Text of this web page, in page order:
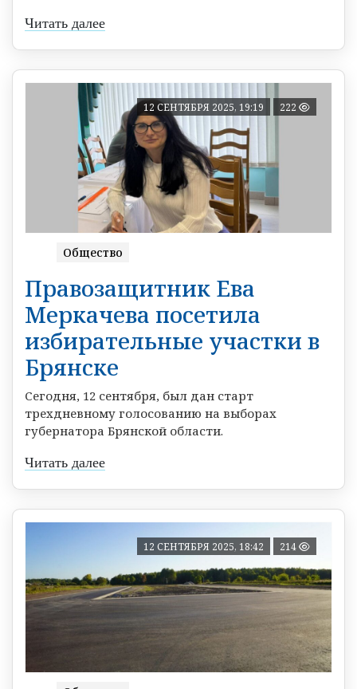
Читать далее
12 СЕНТЯБРЯ 2025, 19:19 222
Общество
Правозащитник Ева
Меркачева посетила
избирательные участки в
Брянске
Сегодня, 12 сентября, был дан старт
трехдневному голосованию на выборах
губернатора Брянской области.
Читать далее
12 СЕНТЯБРЯ 2025, 18:42 214